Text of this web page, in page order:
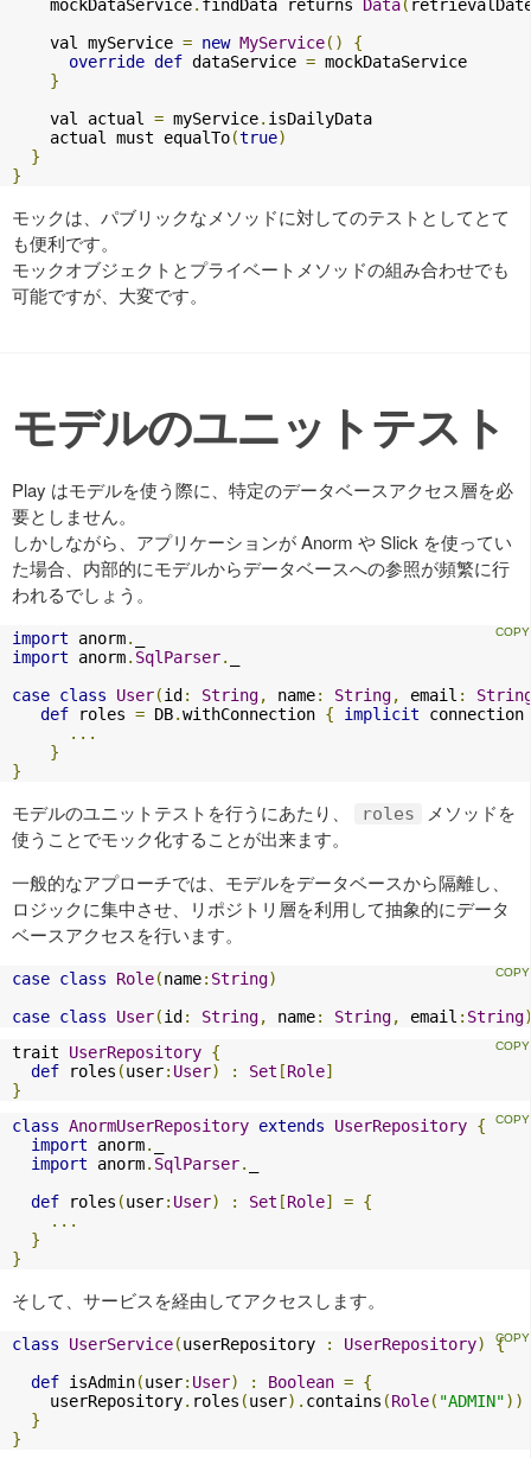
    mockDataService
. findData returns Data(
    val myService
= new MyService()
{
override def dataService = mockDataService
}
    val actual
= myService. isDailyData
    actual must equalTo
(true)
}
}
モックは、パブリックなメソッドに対してのテストとしてとて
も便利です。
モックオブジェクトとプライベートメソッドの組み合わせでも
可能ですが、大変です。
モデルのユニットテスト
Play はモデルを使う際に、特定のデータベースアクセス層を必
要としません。
しかしながら、アプリケーションが Anorm や Slick を使ってい
た場合、内部的にモデルからデータベースへの参照が頻繁に行
われるでしょう。
import anorm.
import anorm. SqlParser.
case class User(id : String, name: String, email :
def roles = DB.withConnection { implicit
...
}
}
モデルのユニットテストを行うにあたり、 roles
メソッドを
使うことでモック化することが出来ます。
一般的なアプローチでは、モデルをデータベースから隔離し、
ロジックに集中させ、リポジトリ層を利用して抽象的にデータ
ベースアクセスを行います。
case class Role(name: String)
case class User(id : String, name: String, email : String
trait UserRepository {
def roles (user: User) : Set [Role]
}
class AnormUserRepository extends UserRepository {
import anorm.
import anorm. SqlParser.
def roles (user: User) : Set [Role] = {
...
}
}
そして、サービスを経由してアクセスします。
class UserService(userRepository : UserRepository)
{
def isAdmin(user: User) : Boolean = {
    userRepository
. roles (user). contains (Role( "ADMIN"))
}
}